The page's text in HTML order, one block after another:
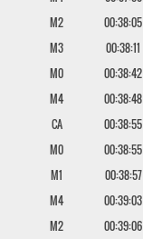
M2 00:38:05
M3 00:38:11
M0 00:38:42
M4 00:38:48
CA 00:38:55
M0
00:38:55
M1
00:38:57
M4 00:39:03
M2
00:39:06